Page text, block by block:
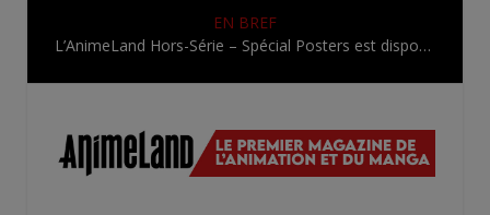
EN BREF
L’AnimeLand Hors-Série – Spécial Posters est disponible !